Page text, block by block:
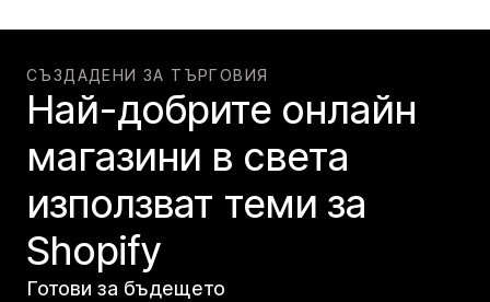
СЪЗДАДЕНИ ЗА ТЪРГОВИЯ
Най-добрите онлайн
магазини в света
използват теми за
Shopify
Готови за бъдещето